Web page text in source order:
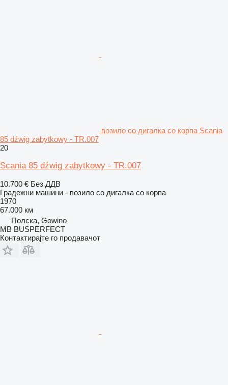
возило со дигалка со корпа Scania
85 dźwig zabytkowy - TR.007
20
Scania 85 dźwig zabytkowy - TR.007
10.700 € Без ДДВ
Градежни машини - возило со дигалка со корпа
1970
67.000 км
Полска, Gowino
MB BUSPERFECT
Контактирајте го продавачот